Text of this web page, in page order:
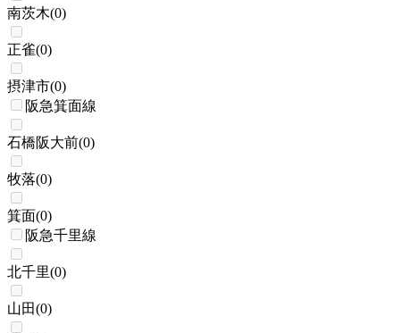
南茨木(0)
正雀(0)
摂津市(0)
阪急箕面線
石橋阪大前(0)
牧落(0)
箕面(0)
阪急千里線
北千里(0)
山田(0)